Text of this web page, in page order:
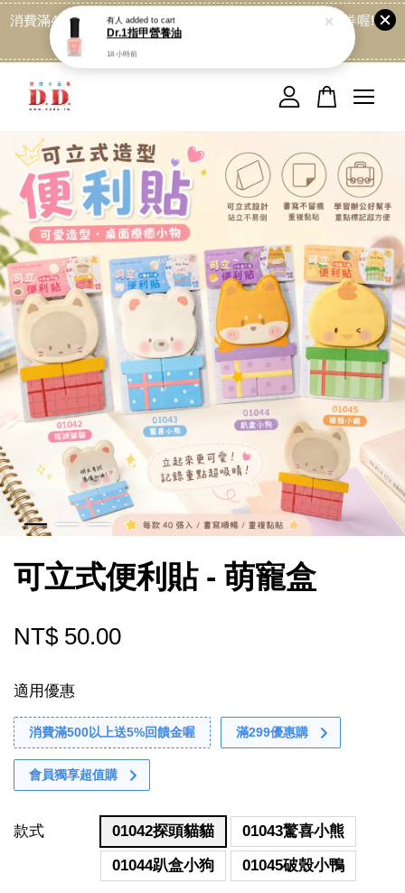
消費滿499免運喔, 記得加LINE:@dede168 領取專屬折扣券喔!
可立式便利貼 - 萌寵盒
NT$ 50.00
適用優惠
消費滿500以上送5%回饋金喔 滿299優惠購
會員獨享超值購
款式 01042探頭貓貓
01043驚喜小熊
01044趴盒小狗
01045破殼小鴨
您的購物車目前還是空的。